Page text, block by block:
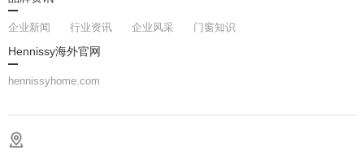
企业新闻 行业资讯 企业风采
门窗知识
Hennissy海外官网
hennissyhome.com